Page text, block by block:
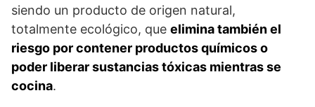
siendo un producto de origen natural,
totalmente ecológico, que elimina también el
riesgo por contener productos químicos o
poder liberar sustancias tóxicas mientras se
cocina.